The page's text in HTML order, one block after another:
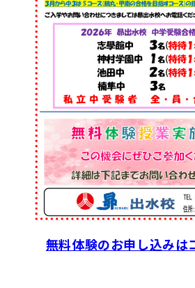
無料体験のお申し込みは